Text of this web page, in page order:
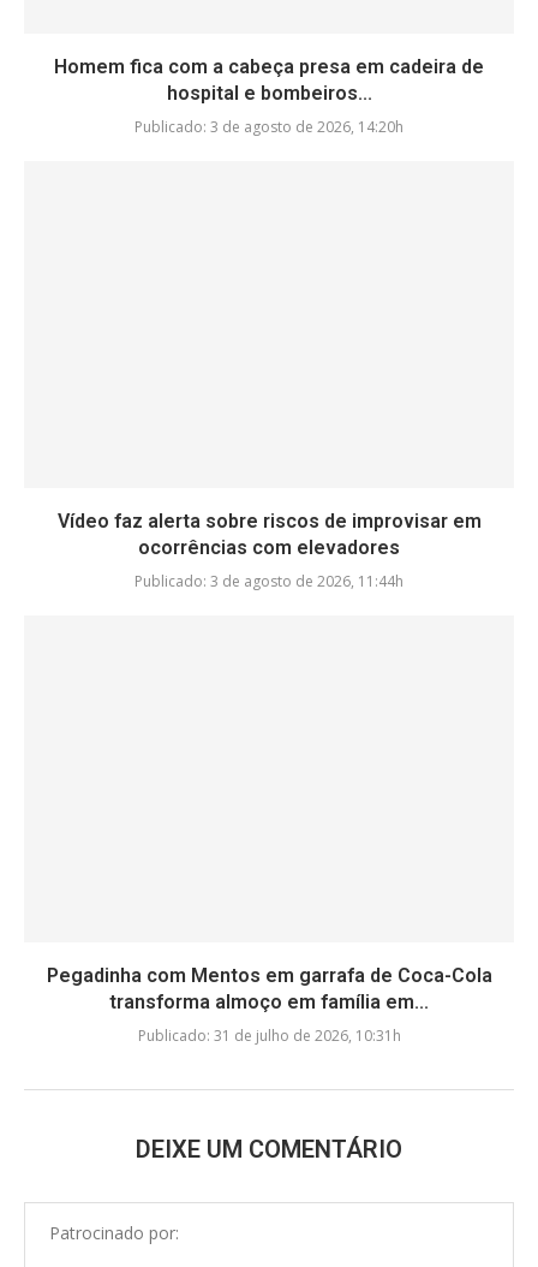
Homem fica com a cabeça presa em cadeira de
hospital e bombeiros...
Publicado: 3 de agosto de 2026, 14:20h
Vídeo faz alerta sobre riscos de improvisar em
ocorrências com elevadores
Publicado: 3 de agosto de 2026, 11:44h
Pegadinha com Mentos em garrafa de Coca-Cola
transforma almoço em família em...
Publicado: 31 de julho de 2026, 10:31h
DEIXE UM COMENTÁRIO